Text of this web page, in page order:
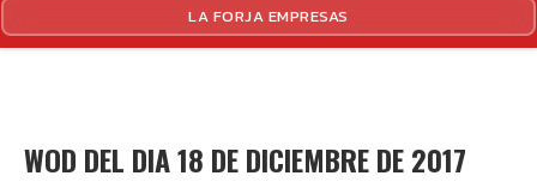
LA FORJA EMPRESAS
WOD DEL DIA 18 DE DICIEMBRE DE 2017